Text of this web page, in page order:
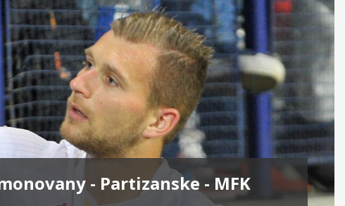
- Partizanske - MFK